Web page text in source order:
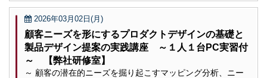
2026年03月02日(月)
顧客ニーズを形にするプロダクトデザインの基礎と
製品デザイン提案の実践講座 ～１人１台PC実習付
～ 【弊社研修室】
～ 顧客の潜在的ニーズを掘り起こすマッピング分析、ニー